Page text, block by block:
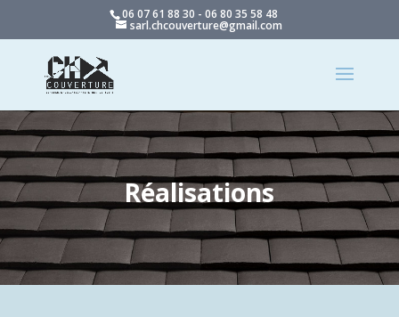
06 07 61 88 30 - 06 80 35 58 48
sarl.chcouverture@gmail.com
Réalisations